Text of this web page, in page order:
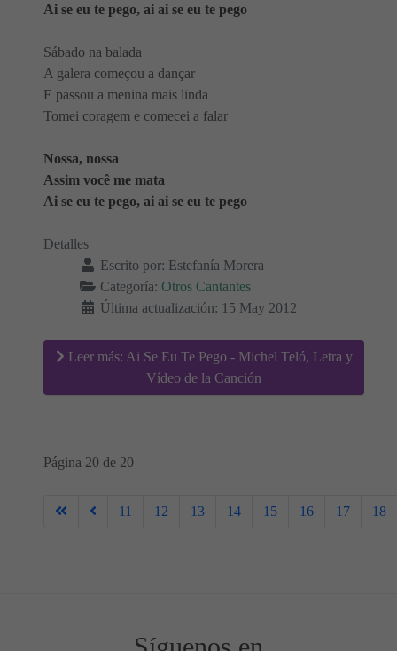
Ai se eu te pego, ai ai se eu te pego
Sábado na balada
A galera começou a dançar
E passou a menina mais linda
Tomei coragem e comecei a falar
Nossa, nossa
Assim você me mata
Ai se eu te pego, ai ai se eu te pego
Detalles
Escrito por: Estefanía Morera
Categoría: Otros Cantantes
Última actualización: 15 May 2012
Leer más: Ai Se Eu Te Pego - Michel Teló, Letra y
Vídeo de la Canción
Página 20 de 20
11 12 13 14 15 16 17 18